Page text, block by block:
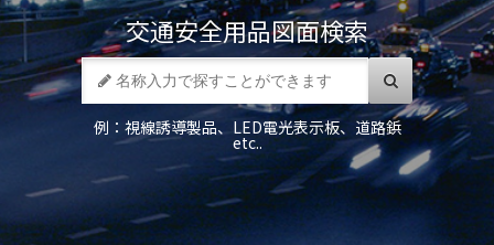
交通安全用品図面検索
例：視線誘導製品、LED電光表示板、道路鋲
etc..